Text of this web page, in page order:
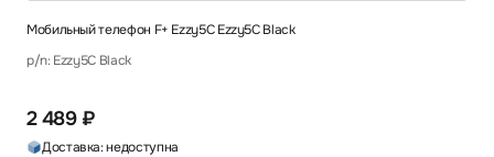
Мобильный телефон F+ Ezzy5C Ezzy5C Black
p/n: Ezzy5C Black
2 489 ₽
Доставка: недоступна